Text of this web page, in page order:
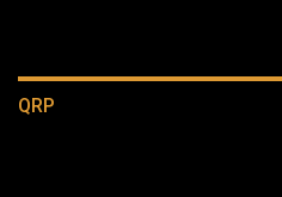
QRP